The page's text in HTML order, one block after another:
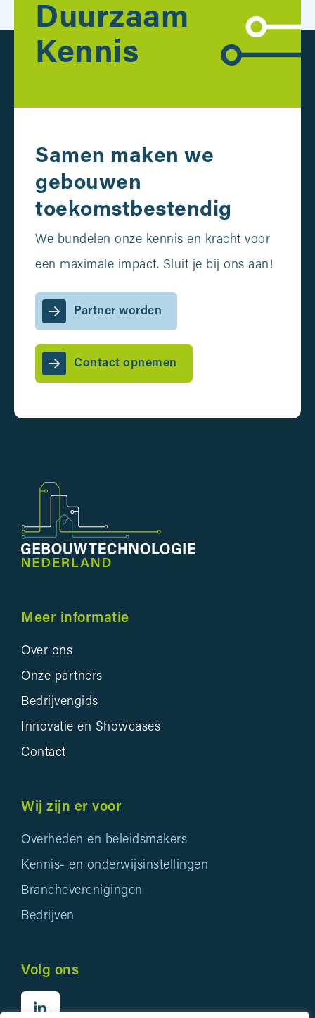
Duurzaam
Kennis
Samen maken we
gebouwen
toekomstbestendig
We bundelen onze kennis en kracht voor
een maximale impact. Sluit je bij ons aan!
Partner worden
Contact opnemen
Meer informatie
Over ons
Onze partners
Bedrijvengids
Innovatie en Showcases
Contact
Wij zijn er voor
Overheden en beleidsmakers
Kennis- en onderwijsinstellingen
Brancheverenigingen
Bedrijven
Volg ons